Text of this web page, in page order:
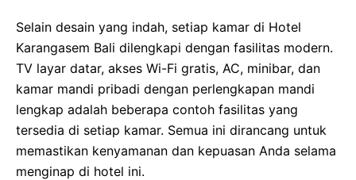
Selain desain yang indah, setiap kamar di Hotel
Karangasem Bali dilengkapi dengan fasilitas modern.
TV layar datar, akses Wi-Fi gratis, AC, minibar, dan
kamar mandi pribadi dengan perlengkapan mandi
lengkap adalah beberapa contoh fasilitas yang
tersedia di setiap kamar. Semua ini dirancang untuk
memastikan kenyamanan dan kepuasan Anda selama
menginap di hotel ini.